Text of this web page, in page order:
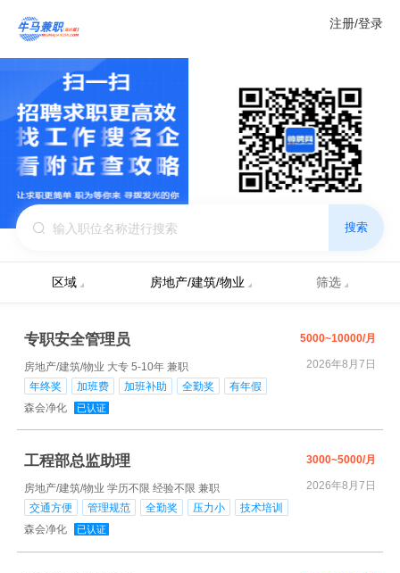
注册/登录
搜索
区域 房地产/建筑/物业 筛选
专职安全管理员 5000~10000/月
房地产/建筑/物业 大专 5-10年 兼职
2026年8月7日
年终奖
加班费 加班补助 全勤奖
有年假
森会净化
已认证
工程部总监助理 3000~5000/月
房地产/建筑/物业 学历不限 经验不限 兼职
2026年8月7日
交通方便
管理规范 全勤奖 压力小
技术培训
森会净化
已认证